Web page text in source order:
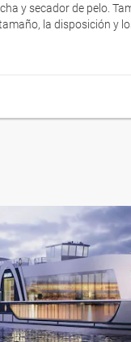
y secador de pelo.
la disposición y